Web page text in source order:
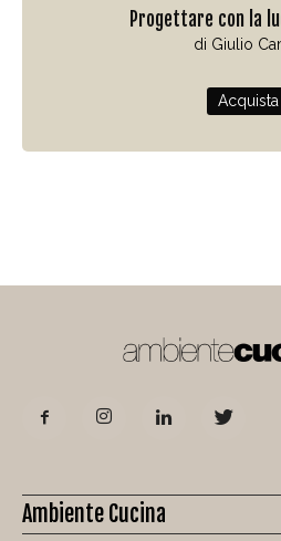
Progettare con la
di Giulio
Acquista
Ambiente Cucina